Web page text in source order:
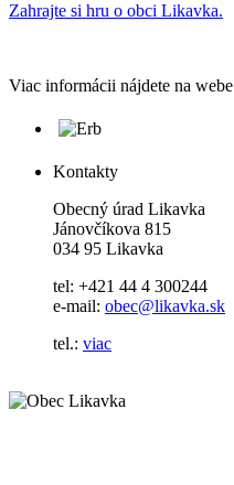
Zahrajte si hru o obci Likavka.
Viac informácii nájdete na webe
Kontakty
Obecný úrad Likavka
Jánovčíkova 815
034 95 Likavka
tel: +421 44 4 300244
e-mail: obec@likavka.sk
tel.: viac